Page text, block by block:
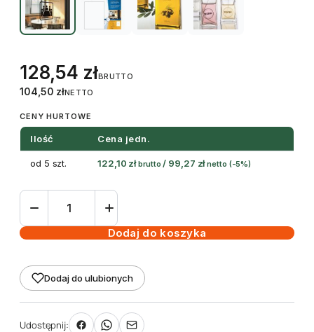
128,54 złBRUTTO
104,50 złNETTO
CENY HURTOWE
Ilość Cena jedn.
od 5 szt. 122,10 zł brutto / 99,27 zł netto (-5%)
ilość
samoprzylepne
błyszczące
210
x
297
Dodaj do koszyka
Dodaj do ulubionych
Udostępnij: